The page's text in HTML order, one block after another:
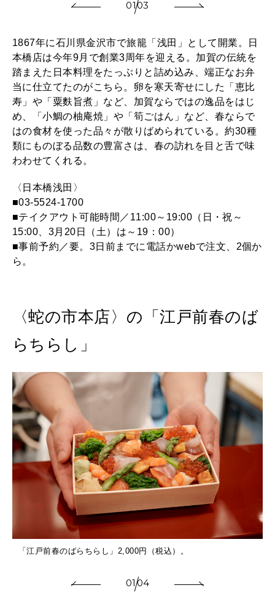
0103
1867年に石川県金沢市で旅籠「浅田」として開業。日
本橋店は今年9月で創業3周年を迎える。加賀の伝統を
踏まえた日本料理をたっぷりと詰め込み、端正なお弁
当に仕立てたのがこちら。卵を寒天寄せにした「恵比
寿」や「粟麩旨煮」など、加賀ならではの逸品をはじ
め、「小鯛の柚庵焼」や「筍ごはん」など、春ならで
はの食材を使った品々が散りばめられている。約30種
類にものぼる品数の豊富さは、春の訪れを目と舌で味
わわせてくれる。
〈日本橋浅田〉
■03-5524-1700
■テイクアウト可能時間／11:00～19:00（日・祝～
15:00、3月20日（土）は～19：00）
■事前予約／要。3日前までに電話かwebで注文、2個か
ら。
〈蛇の市本店〉の「江戸前春のば
らちらし」
「江戸前春のばらちらし」2,000円（税込）。
0104